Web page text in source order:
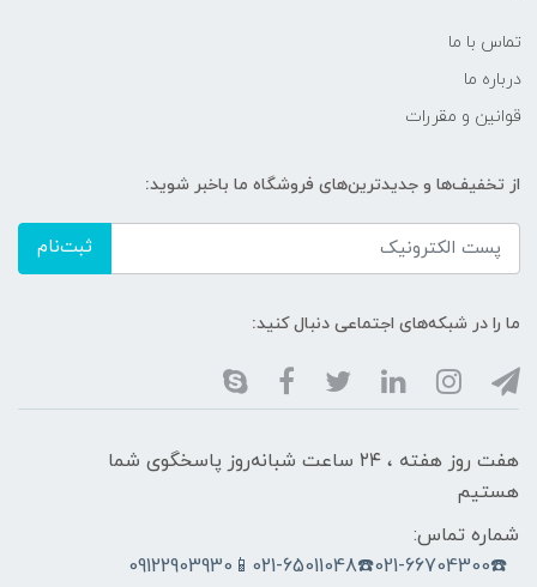
تماس با ما
درباره ما
قوانین و مقررات
از تخفیف‌ها و جدیدترین‌های فروشگاه ما باخبر شوید:
ثبت‌نام
ما را در شبکه‌های اجتماعی دنبال کنید:
هفت روز هفته ، ۲۴ ساعت شبانه‌روز پاسخگوی شما
هستیم
شماره تماس:
☎️021-66704300☎️021-65011048📱09122903930